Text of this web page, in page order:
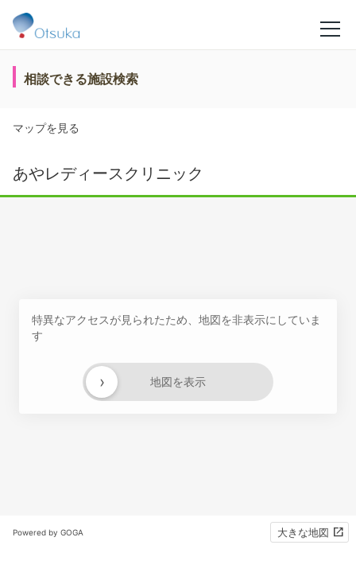
相談できる施設検索
マップを見る
あやレディースクリニック
特異なアクセスが見られたため、地図を非表示にしていま
す
地図を表示
›
Powered by GOGA 大きな地図